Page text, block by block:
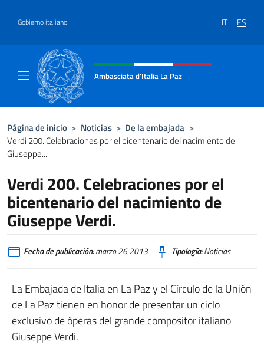
Gobierno italiano IT ES
Encabezado del sitio web,
Ambasciata d'Italia La Paz
Página de inicio > Noticias > De la embajada >
Verdi 200. Celebraciones por el bicentenario del nacimiento de
Giuseppe...
Verdi 200. Celebraciones por el
bicentenario del nacimiento de
Giuseppe Verdi.
Fecha de publicación:marzo 26 2013 Tipología:Noticias
La Embajada de Italia en La Paz y el Círculo de la Unión
de La Paz tienen en honor de presentar un ciclo
exclusivo de óperas del grande compositor italiano
Giuseppe Verdi.